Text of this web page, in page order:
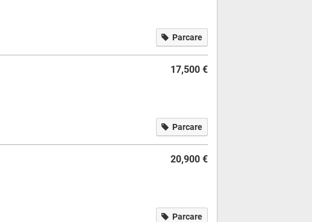
Parcare
17,500 €
Parcare
20,900 €
Parcare